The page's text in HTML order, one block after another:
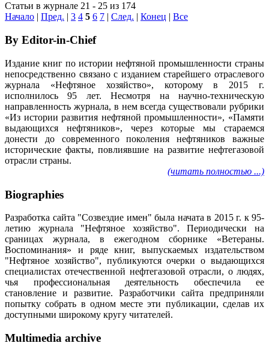
Статьи в журнале 21 - 25 из 174
Начало | Пред. | 3 4 5 6 7 | След. | Конец | Все
By Editor-in-Chief
Издание книг по истории нефтяной промышленности страны
непосредственно связано с изданием старейшего отраслевого
журнала «Нефтяное хозяйство», которому в 2015 г.
исполнилось 95 лет. Несмотря на научно-техническую
направленность журнала, в нем всегда существовали рубрики
«Из истории развития нефтяной промышленности», «Памяти
выдающихся нефтяников», через которые мы стараемся
донести до современного поколения нефтяников важные
исторические факты, повлиявшие на развитие нефтегазовой
отрасли страны.
(читать полностью ...)
Biographies
Разработка сайта "Созвездие имен" была начата в 2015 г. к 95-
летию журнала "Нефтяное хозяйство". Периодически на
сраницах журнала, в ежегодном сборнике «Ветераны.
Воспоминания» и ряде книг, выпускаемых издательством
"Нефтяное хозяйство", публикуются очерки о выдающихся
специалистах отечественной нефтегазовой отрасли, о людях,
чья профессиональная деятельность обеспечила ее
становление и развитие. Разработчики сайта предприняли
попытку собрать в одном месте эти публикации, сделав их
доступными широкому кругу читателей.
Multimedia archive